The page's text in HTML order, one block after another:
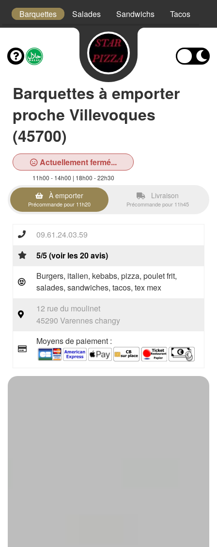
Barquettes Salades Sandwichs Tacos
Barquettes à emporter
proche Villevoques
(45700)
Actuellement fermé...
11h00 - 14h00 | 18h00 - 22h30
À emporter
Précommande pour 11h20
Livraison
Précommande pour 11h45
09.61.24.03.59
5/5 (voir les 20 avis)
Burgers, italien, kebabs, pizza, poulet frit,
salades, sandwiches, tacos, tex mex
12 rue du moulinet
45290 Varennes changy
Moyens de paiement :